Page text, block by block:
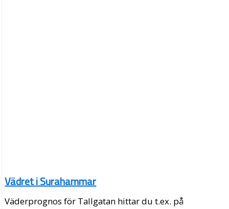
Vädret i Surahammar
Väderprognos för Tallgatan hittar du t.ex. på